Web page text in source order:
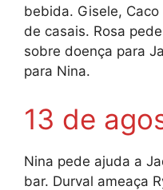
bebida. Gisele,
de casais. Rosa
sobre doença para
para Nina.
13 de
Nina pede ajuda a
bar. Durval ameaça